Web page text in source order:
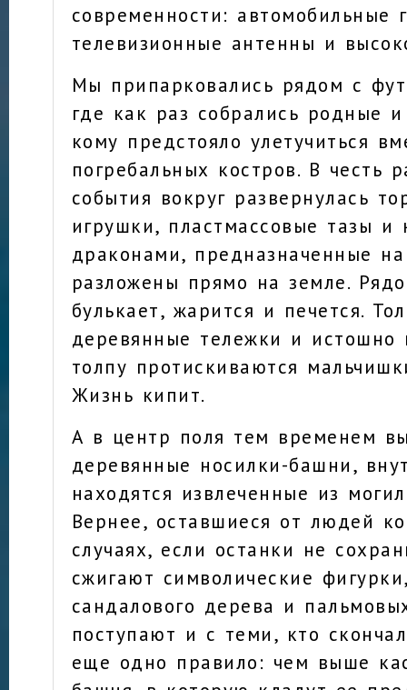
современности: автомобильные
телевизионные антенны и
Мы припарковались рядом с
где как раз собрались родные
кому предстояло улетучиться
погребальных костров. В честь
события вокруг развернулась
игрушки, пластмассовые тазы и
драконами, предназначенные
разложены прямо на земле.
булькает, жарится и печется.
деревянные тележки и истошно
толпу протискиваются
Жизнь кипит.
А в центр поля тем временем
деревянные носилки-башни,
находятся извлеченные из
Вернее, оставшиеся от людей
случаях, если останки не
сжигают символические
сандалового дерева и
поступают и с теми, кто
еще одно правило: чем выше